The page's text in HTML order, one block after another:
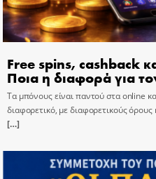
Free spins, cashback
Ποια η διαφορά για
Τα μπόνους είναι παντού στα online
διαφορετικό, με διαφορετικούς όρους
[…]